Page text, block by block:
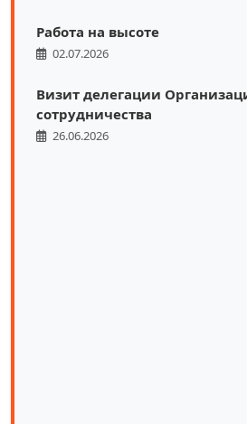
Работа на высоте
02.07.2026
Визит делегации
сотрудничества
26.06.2026